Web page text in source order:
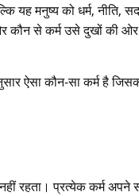
मनुष्य को धर्म, नीति,
कौन से कर्म उसे दुखों की
ऐसा कौन-सा कर्म है
रहता। प्रत्येक कर्म